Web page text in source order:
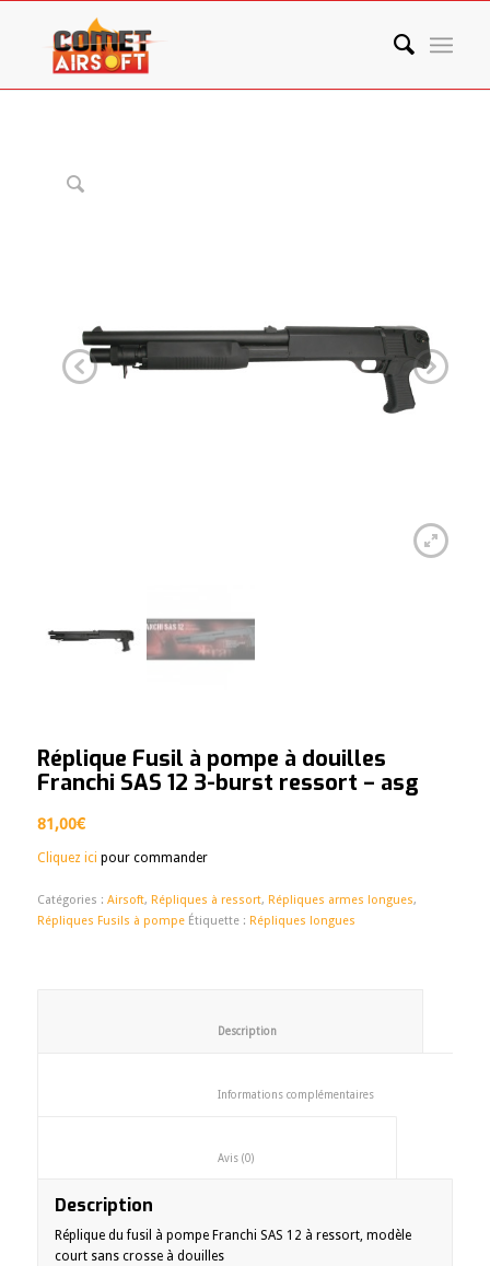
Réplique Fusil à pompe à douilles
Franchi SAS 12 3-burst ressort – asg
81,00€
Cliquez ici pour commander
Catégories : Airsoft, Répliques à ressort, Répliques armes longues,
Répliques Fusils à pompe Étiquette : Répliques longues
						Description
Informations
						Avis (0)
Description
Réplique du fusil à pompe Franchi SAS 12 à ressort, modèle
court sans crosse à douilles